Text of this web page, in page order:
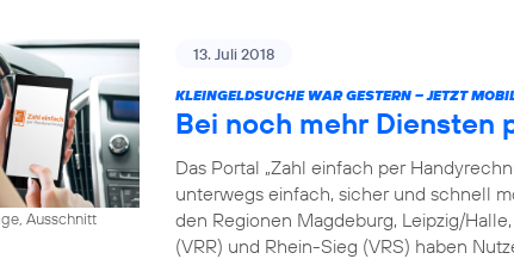
Ausschnitt
13. Juli 2018
KLEINGELDSUCHE WAR GESTERN – JETZT
Bei noch mehr Diensten
Das Portal „Zahl einfach per
unterwegs einfach, sicher und schnell
den Regionen Magdeburg, Leipzig/
(VRR) und Rhein-Sieg (VRS) haben